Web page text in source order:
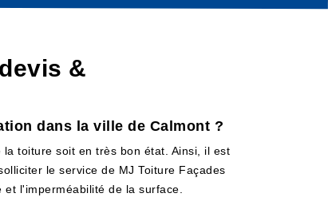
&
dans la ville de Calmont ?
toiture soit en très bon état. Ainsi, il est
le service de MJ Toiture Façades
l'imperméabilité de la surface.